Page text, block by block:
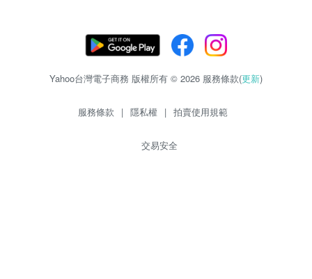
Yahoo台灣電子商務 版權所有 © 2026 服務條款(更新)
服務條款 | 隱私權 | 拍賣使用規範
交易安全